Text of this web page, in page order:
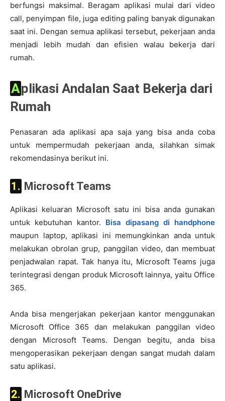
berfungsi maksimal. Beragam aplikasi mulai dari video
call, penyimpan file, juga editing paling banyak digunakan
saat ini. Dengan semua aplikasi tersebut, pekerjaan anda
menjadi lebih mudah dan efisien walau bekerja dari
rumah.
Aplikasi Andalan Saat Bekerja dari
Rumah
Penasaran ada aplikasi apa saja yang bisa anda coba
untuk mempermudah pekerjaan anda, silahkan simak
rekomendasinya berikut ini.
1. Microsoft Teams
Aplikasi keluaran Microsoft satu ini bisa anda gunakan
untuk kebutuhan kantor. Bisa dipasang di handphone
maupun laptop, aplikasi ini memungkinkan anda untuk
melakukan obrolan grup, panggilan video, dan membuat
penjadwalan rapat. Tak hanya itu, Microsoft Teams juga
terintegrasi dengan produk Microsoft lainnya, yaitu Office
365.
Anda bisa mengerjakan pekerjaan kantor menggunakan
Microsoft Office 365 dan melakukan panggilan video
dengan Microsoft Teams. Dengan begitu, anda bisa
mengoperasikan pekerjaan dengan sangat mudah dalam
satu aplikasi.
2. Microsoft OneDrive